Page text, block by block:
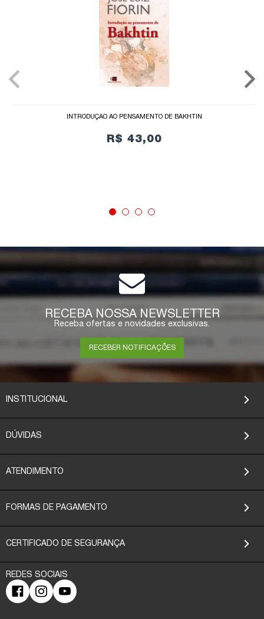
INTRODUÇÃO AO PENSAMENTO DE BAKHTIN
R$ 43,00
COMPRAR
RECEBA NOSSA NEWSLETTER
Receba ofertas e novidades exclusivas.
RECEBER NOTIFICAÇÕES
INSTITUCIONAL
DÚVIDAS
ATENDIMENTO
FORMAS DE PAGAMENTO
CERTIFICADO DE SEGURANÇA